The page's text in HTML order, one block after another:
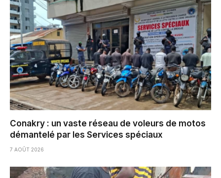
Conakry : un vaste réseau de voleurs de motos
démantelé par les Services spéciaux
7 AOÛT 2026